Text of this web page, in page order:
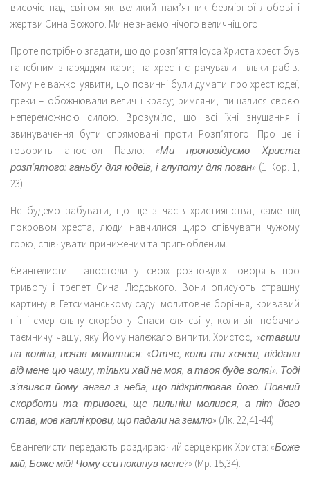
височіє над світом як великий пам’ятник безмірної любові і
жертви Сина Божого. Ми не знаємо нічого величнішого.
Проте потрібно згадати, що до розп’яття Ісуса Христа хрест був
ганебним знаряддям кари; на хресті страчували тільки рабів.
Тому не важко уявити, що повинні були думати про хрест юдеї;
греки – обожнювали велич і красу; римляни, пишалися своєю
непереможною силою. Зрозуміло, що всі їхні знущання і
звинувачення бути спрямовані проти Розп’ятого. Про це і
говорить апостол Павло:«Ми проповідуємо Христа
розп’ятого: ганьбу для юдеїв, і глупоту для поган» (1 Кор. 1,
23).
Не будемо забувати, що ще з часів християнства, саме під
покровом хреста, люди навчилися щиро співчувати чужому
горю, співчувати приниженим та пригнобленим.
Євангелисти і апостоли у своїх розповідях говорять про
тривогу і трепет Сина Людського. Вони описують страшну
картину в Гетсиманському саду: молитовне боріння, кривавий
піт і смертельну скорботу Спасителя світу, коли він побачив
таємничу чашу, яку Йому належало випити. Христос, «ставши
на коліна, почав молитися: «Отче, коли ти хочеш, віддали
від мене цю чашу, тільки хай не моя, а твоя буде воля!». Тоді
з’явився йому ангел з неба, що підкріплював його. Повний
скорботи та тривоги, ще пильніш молився, а піт його
став, мов каплі крови, що падали на землю» (Лк. 22,41-44).
Євангелисти передають роздираючий серце крик Христа: «Боже
мій, Боже мій! Чому єси покинув мене?» (Мр. 15,34).